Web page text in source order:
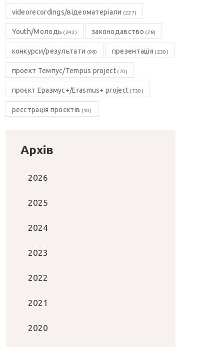
videorecordings/відеоматеріали (227)
Youth/Молодь (242) законодавство (28)
конкурси/результати (98) презентація (230)
проект Темпус/Tempus project(70)
проєкт Еразмус+/Erasmus+ project (730)
реєстрація проєктів (10)
Архів
2026
2025
2024
2023
2022
2021
2020